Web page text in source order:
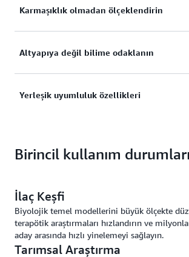
Karmaşıklık olmadan ölçeklendirin
Sıfır altyapı yönetimi ve tahmin
eşzamanlı vCPU'da ölçeklendirin.
Altyapıya değil bilime odaklanın
AWS, altyapı düzenlemesini ve veri
Yerleşik uyumluluk özellikleri
iş akışları için tasarlanmış HIPAA'ya
Birincil kullanım durumları
İlaç Keşfi
Biyolojik temel modellerini büyük ölçekte
terapötik araştırmaları hızlandırın ve
aday arasında hızlı yinelemeyi sağlayın.
Tarımsal Araştırma